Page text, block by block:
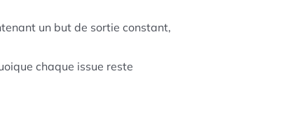
un but de sortie constant,
chaque issue reste